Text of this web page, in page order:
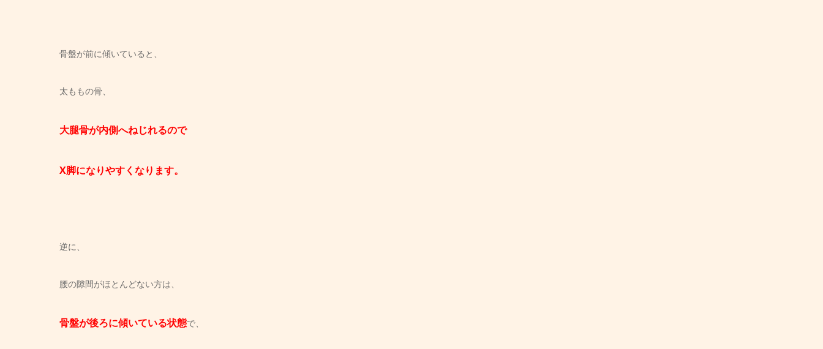
骨盤が前に傾いていると、
太ももの骨、
大腿骨が内側へねじれるので
X脚になりやすくなります。
逆に、
腰の隙間がほとんどない方は、
骨盤が後ろに傾いている状態で、